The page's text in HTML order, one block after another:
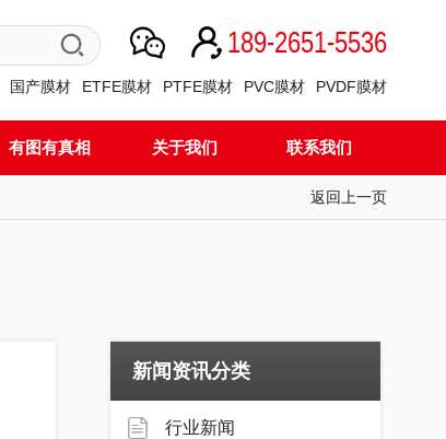
189-2651-5536
国产膜材 ETFE膜材 PTFE膜材 PVC膜材 PVDF膜材
有图有真相 关于我们 联系我们
返回上一页
新闻资讯分类
行业新闻